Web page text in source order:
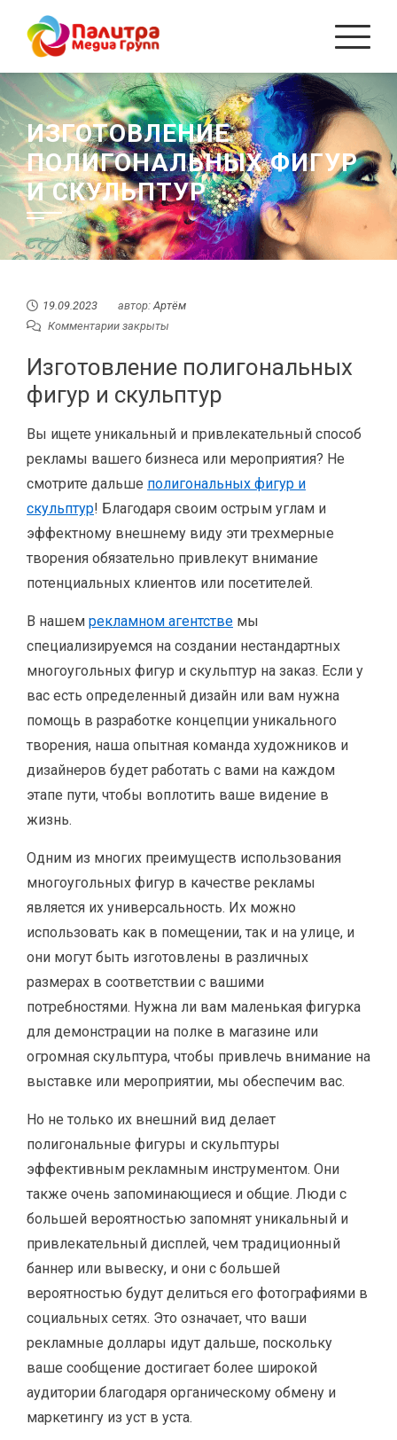
Перейти
содержанию
ИЗГОТОВЛЕНИЕ
ПОЛИГОНАЛЬНЫХ ФИГУР
И СКУЛЬПТУР
19.09.2023 автор:Артём
Комментарии закрыты
Изготовление полигональных
фигур и скульптур
Вы ищете уникальный и привлекательный способ
рекламы вашего бизнеса или мероприятия? Не
смотрите дальше полигональных фигур и
скульптур! Благодаря своим острым углам и
эффектному внешнему виду эти трехмерные
творения обязательно привлекут внимание
потенциальных клиентов или посетителей.
В нашем рекламном агентстве мы
специализируемся на создании нестандартных
многоугольных фигур и скульптур на заказ. Если у
вас есть определенный дизайн или вам нужна
помощь в разработке концепции уникального
творения, наша опытная команда художников и
дизайнеров будет работать с вами на каждом
этапе пути, чтобы воплотить ваше видение в
жизнь.
Одним из многих преимуществ использования
многоугольных фигур в качестве рекламы
является их универсальность. Их можно
использовать как в помещении, так и на улице, и
они могут быть изготовлены в различных
размерах в соответствии с вашими
потребностями. Нужна ли вам маленькая фигурка
для демонстрации на полке в магазине или
огромная скульптура, чтобы привлечь внимание на
выставке или мероприятии, мы обеспечим вас.
Но не только их внешний вид делает
полигональные фигуры и скульптуры
эффективным рекламным инструментом. Они
также очень запоминающиеся и общие. Люди с
большей вероятностью запомнят уникальный и
привлекательный дисплей, чем традиционный
баннер или вывеску, и они с большей
вероятностью будут делиться его фотографиями в
социальных сетях. Это означает, что ваши
рекламные доллары идут дальше, поскольку
ваше сообщение достигает более широкой
аудитории благодаря органическому обмену и
маркетингу из уст в уста.